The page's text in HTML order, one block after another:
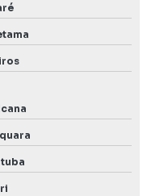
ambiental